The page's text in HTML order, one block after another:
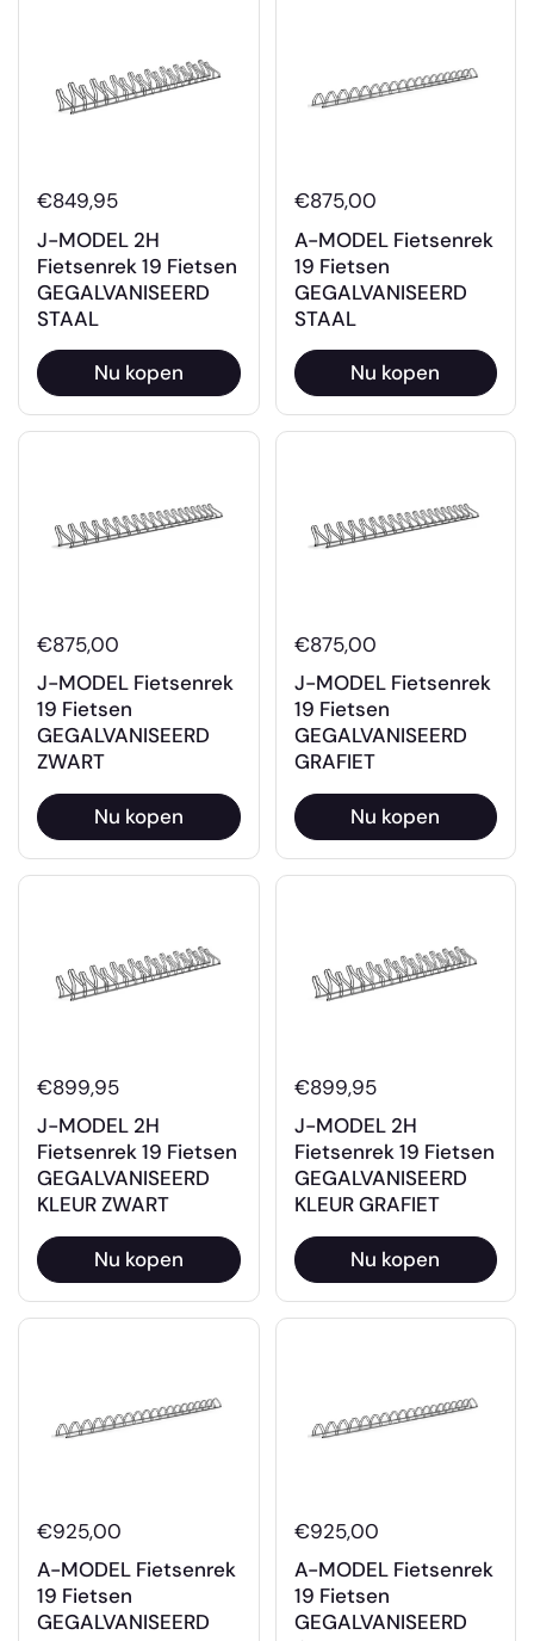
€849,95
J-MODEL 2H
Fietsenrek 19 Fietsen
GEGALVANISEERD
STAAL
Nu kopen
€875,00
A-MODEL Fietsenrek
19 Fietsen
GEGALVANISEERD
STAAL
Nu kopen
€875,00
J-MODEL Fietsenrek
19 Fietsen
GEGALVANISEERD
ZWART
Nu kopen
€875,00
J-MODEL Fietsenrek
19 Fietsen
GEGALVANISEERD
GRAFIET
Nu kopen
€899,95
J-MODEL 2H
Fietsenrek 19 Fietsen
GEGALVANISEERD
KLEUR ZWART
Nu kopen
€899,95
J-MODEL 2H
Fietsenrek 19 Fietsen
GEGALVANISEERD
KLEUR GRAFIET
Nu kopen
€925,00
A-MODEL Fietsenrek
19 Fietsen
GEGALVANISEERD
€925,00
A-MODEL Fietsenrek
19 Fietsen
GEGALVANISEERD